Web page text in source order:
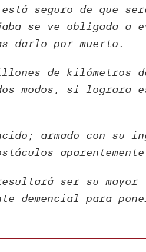
seguro de que
se ve obligada a
darlo por muerto.
de kilómetros
modos, si lograra
armado con su
ser su mayor
demencial para